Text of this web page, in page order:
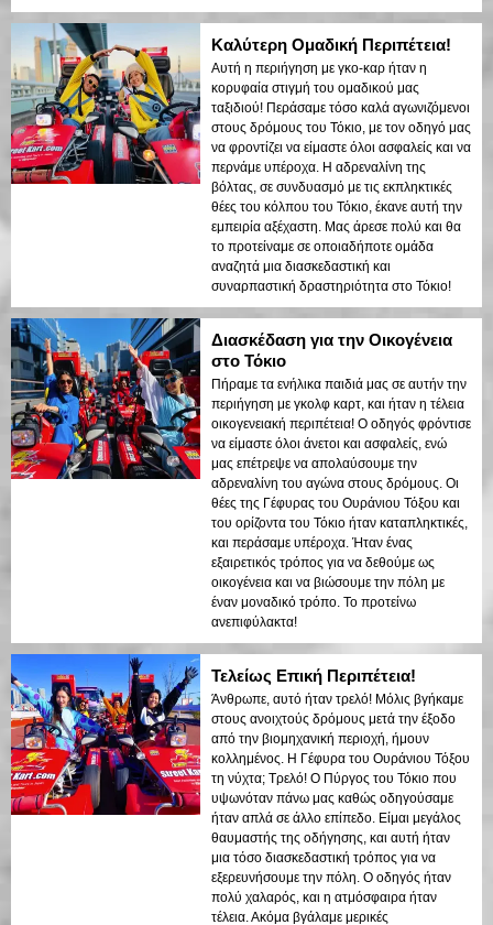
Καλύτερη Ομαδική Περιπέτεια!
Αυτή η περιήγηση με γκο-καρ ήταν η
κορυφαία στιγμή του ομαδικού μας
ταξιδιού! Περάσαμε τόσο καλά αγωνιζόμενοι
στους δρόμους του Τόκιο, με τον οδηγό μας
να φροντίζει να είμαστε όλοι ασφαλείς και να
περνάμε υπέροχα. Η αδρεναλίνη της
βόλτας, σε συνδυασμό με τις εκπληκτικές
θέες του κόλπου του Τόκιο, έκανε αυτή την
εμπειρία αξέχαστη. Μας άρεσε πολύ και θα
το προτείναμε σε οποιαδήποτε ομάδα
αναζητά μια διασκεδαστική και
συναρπαστική δραστηριότητα στο Τόκιο!
Διασκέδαση για την Οικογένεια
στο Τόκιο
Πήραμε τα ενήλικα παιδιά μας σε αυτήν την
περιήγηση με γκολφ καρτ, και ήταν η τέλεια
οικογενειακή περιπέτεια! Ο οδηγός φρόντισε
να είμαστε όλοι άνετοι και ασφαλείς, ενώ
μας επέτρεψε να απολαύσουμε την
αδρεναλίνη του αγώνα στους δρόμους. Οι
θέες της Γέφυρας του Ουράνιου Τόξου και
του ορίζοντα του Τόκιο ήταν καταπληκτικές,
και περάσαμε υπέροχα. Ήταν ένας
εξαιρετικός τρόπος για να δεθούμε ως
οικογένεια και να βιώσουμε την πόλη με
έναν μοναδικό τρόπο. Το προτείνω
ανεπιφύλακτα!
Τελείως Επική Περιπέτεια!
Άνθρωπε, αυτό ήταν τρελό! Μόλις βγήκαμε
στους ανοιχτούς δρόμους μετά την έξοδο
από την βιομηχανική περιοχή, ήμουν
κολλημένος. Η Γέφυρα του Ουράνιου Τόξου
τη νύχτα; Τρελό! Ο Πύργος του Τόκιο που
υψωνόταν πάνω μας καθώς οδηγούσαμε
ήταν απλά σε άλλο επίπεδο. Είμαι μεγάλος
θαυμαστής της οδήγησης, και αυτή ήταν
μια τόσο διασκεδαστική τρόπος για να
εξερευνήσουμε την πόλη. Ο οδηγός ήταν
πολύ χαλαρός, και η ατμόσφαιρα ήταν
τέλεια. Ακόμα βγάλαμε μερικές